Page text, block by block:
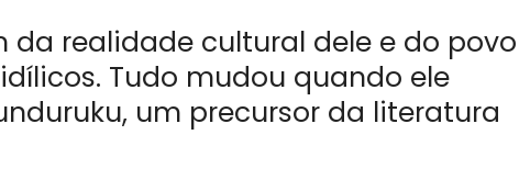
da realidade cultural dele e do povo
Tudo mudou quando ele
um precursor da literatura